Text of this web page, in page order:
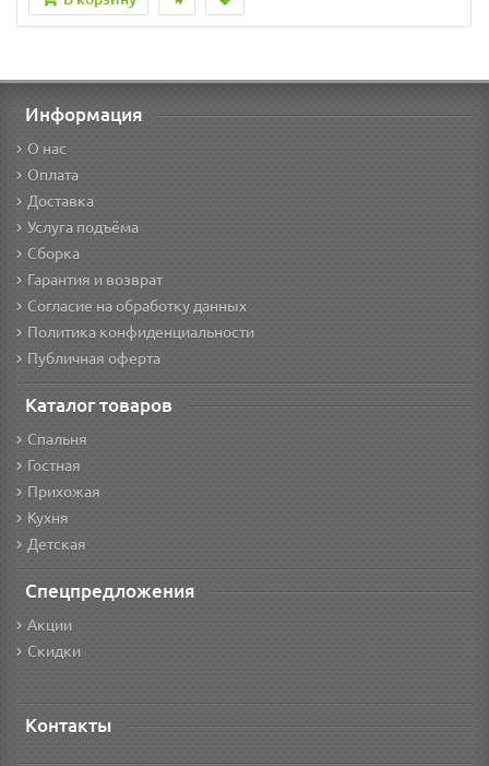
Информация
О нас
Оплата
Доставка
Услуга подъёма
Сборка
Гарантия и возврат
Согласие на обработку данных
Политика конфиденциальности
Публичная оферта
Каталог товаров
Спальня
Гостная
Прихожая
Кухня
Детская
Спецпредложения
Акции
Скидки
Контакты